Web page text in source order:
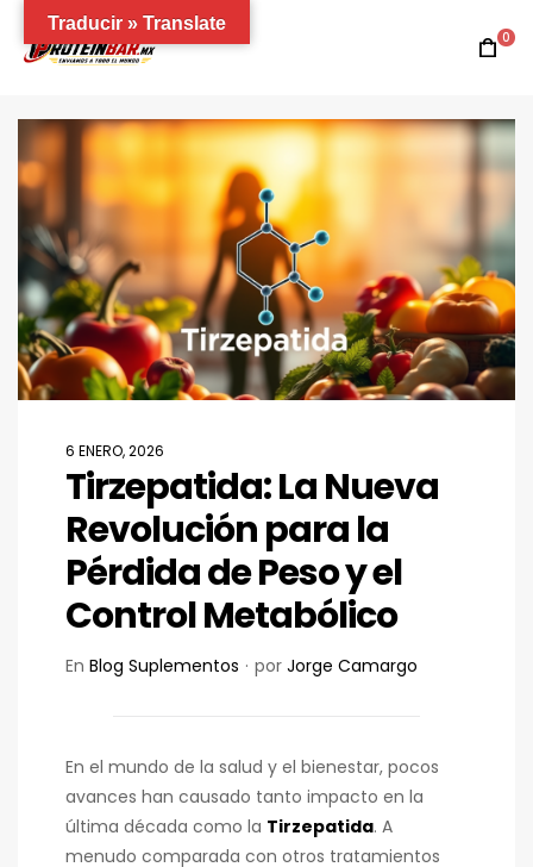
0
6 ENERO, 2026
Tirzepatida: La Nueva
Revolución para la
Pérdida de Peso y el
Control Metabólico
En Blog Suplementos por Jorge Camargo
En el mundo de la salud y el bienestar, pocos
avances han causado tanto impacto en la
última década como la Tirzepatida. A
menudo comparada con otros tratamientos
Traducir » Translate